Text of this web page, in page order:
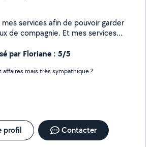
services afin de pouvoir garder
de compagnie. Et mes services
par Floriane : 5/5
affaires mais très sympathique ?
profil Contacter